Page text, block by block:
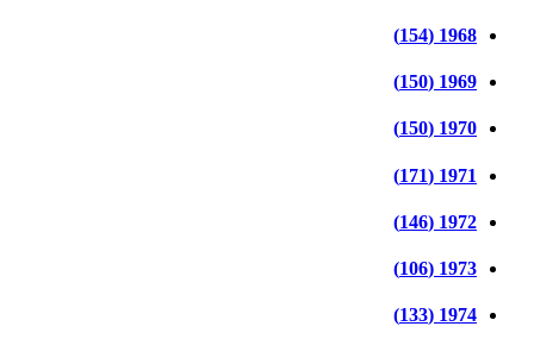
1968 (154)
1969 (150)
1970 (150)
1971 (171)
1972 (146)
1973 (106)
1974 (133)